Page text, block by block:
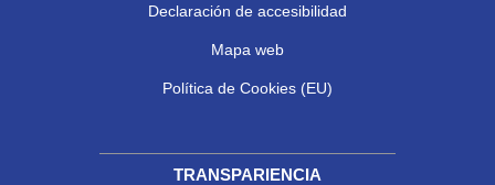
Declaración de accesibilidad
Mapa web
Política de Cookies (EU)
TRANSPARIENCIA